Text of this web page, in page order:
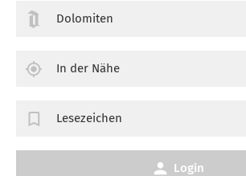
Dolomiten
In der Nähe
Lesezeichen
Login